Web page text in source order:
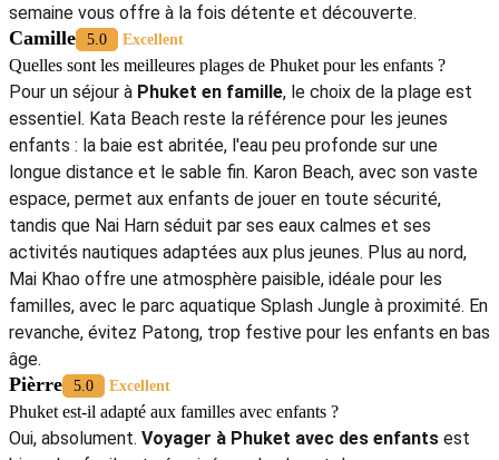
semaine vous offre à la fois détente et découverte.
Camille 5.0 Excellent
Quelles sont les meilleures plages de Phuket pour les enfants ?
Pour un séjour à Phuket en famille, le choix de la plage est
essentiel. Kata Beach reste la référence pour les jeunes
enfants : la baie est abritée, l'eau peu profonde sur une
longue distance et le sable fin. Karon Beach, avec son vaste
espace, permet aux enfants de jouer en toute sécurité,
tandis que Nai Harn séduit par ses eaux calmes et ses
activités nautiques adaptées aux plus jeunes. Plus au nord,
Mai Khao offre une atmosphère paisible, idéale pour les
familles, avec le parc aquatique Splash Jungle à proximité. En
revanche, évitez Patong, trop festive pour les enfants en bas
âge.
Pièrre 5.0 Excellent
Phuket est-il adapté aux familles avec enfants ?
Oui, absolument. Voyager à Phuket avec des enfants est